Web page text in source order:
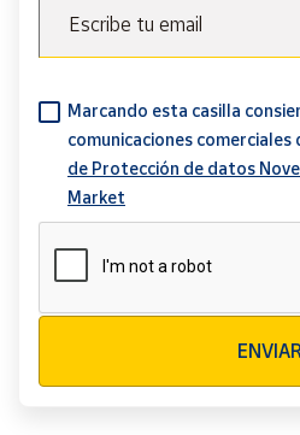
Escribe tu email
Marcando esta casilla
comunicaciones comerciales
de Protección de datos
Market